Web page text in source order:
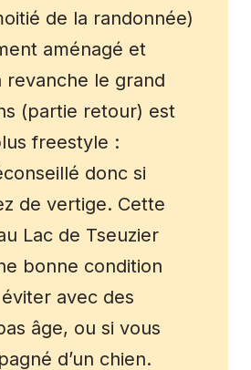
de la randonnée)
aménagé et
revanche le grand
(partie retour) est
freestyle :
donc si
de vertige. Cette
Lac de Tseuzier
bonne condition
avec des
âge, ou si vous
d’un chien.